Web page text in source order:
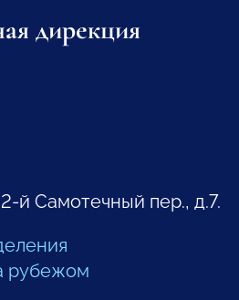
дирекция
й Самотечный пер., д.7.
рубежом